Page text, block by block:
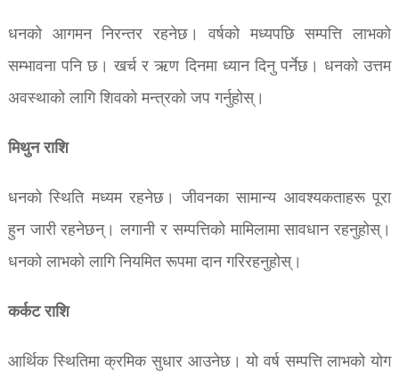
धनको आगमन निरन्तर रहनेछ। वर्षको मध्यपछि सम्पत्ति लाभको
सम्भावना पनि छ। खर्च र ऋण दिनमा ध्यान दिनु पर्नेछ। धनको उत्तम
अवस्थाको लागि शिवको मन्त्रको जप गर्नुहोस्।
मिथुन राशि
धनको स्थिति मध्यम रहनेछ। जीवनका सामान्य आवश्यकताहरू पूरा
हुन जारी रहनेछन्। लगानी र सम्पत्तिको मामिलामा सावधान रहनुहोस्।
धनको लाभको लागि नियमित रूपमा दान गरिरहनुहोस्।
कर्कट राशि
आर्थिक स्थितिमा क्रमिक सुधार आउनेछ। यो वर्ष सम्पत्ति लाभको योग